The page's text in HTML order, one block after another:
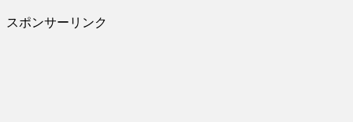
スポンサーリンク